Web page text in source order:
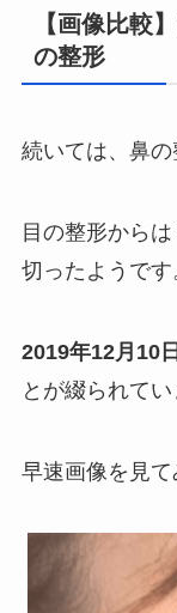
【画像比較
の整形
続いては、鼻の
目の整形から
切ったようです
2019年12月10
とが綴られてい
早速画像を見て